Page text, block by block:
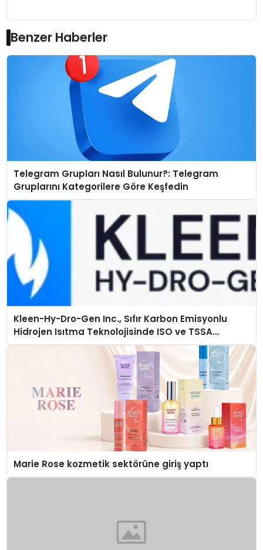
Benzer Haberler
Telegram Grupları Nasıl Bulunur?: Telegram
Gruplarını Kategorilere Göre Keşfedin
Kleen-Hy-Dro-Gen Inc., Sıfır Karbon Emisyonlu
Hidrojen Isıtma Teknolojisinde ISO ve TSSA
Düzenleyici Onaylarını Aldı
Marie Rose kozmetik sektörüne giriş yaptı